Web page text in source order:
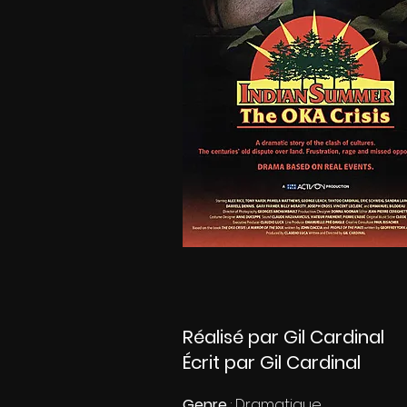
Réalisé par Gil Cardinal
Écrit par Gil Cardinal